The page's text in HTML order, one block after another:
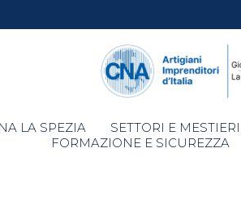
Skip
to
LA SPEZIA SETTORI E MESTIERI
FORMAZIONE E SICUREZZA